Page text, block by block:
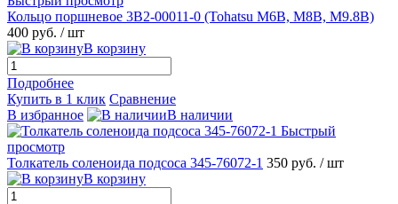
Кольцо поршневое 3B2-00011-0 (Tohatsu M6B, M8B, M9.8B)
400 руб. / шт
В корзину
Подробнее
Купить в 1 клик Сравнение
В избранное
В наличии
Быстрый
просмотр
Толкатель соленоида подсоса 345-76072-1 350 руб. / шт
В корзину